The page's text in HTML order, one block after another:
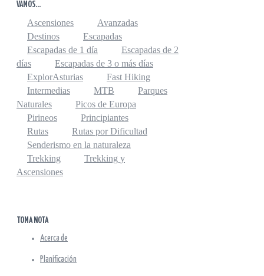
VAMOS…
Ascensiones
Avanzadas
Destinos
Escapadas
Escapadas de 1 día
Escapadas de 2
días
Escapadas de 3 o más días
ExplorAsturias
Fast Hiking
Intermedias
MTB
Parques
Naturales
Picos de Europa
Pirineos
Principiantes
Rutas
Rutas por Dificultad
Senderismo en la naturaleza
Trekking
Trekking y
Ascensiones
TOMA NOTA
Acerca de
Planificación